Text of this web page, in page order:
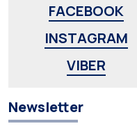
FACEBOOK
INSTAGRAM
VIBER
Newsletter